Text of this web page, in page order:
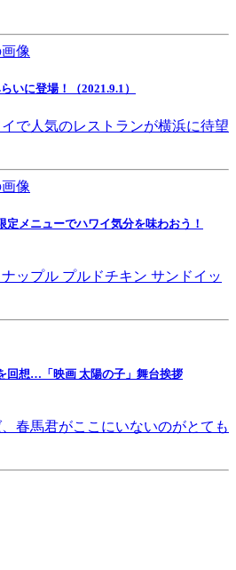
いに登場！（2021.9.1）
で人気のレストランが横浜に待望
メニューでハワイ気分を味わおう！
ップル プルドチキン サンドイッ
回想…「映画 太陽の子」舞台挨拶
春馬君がここにいないのがとても